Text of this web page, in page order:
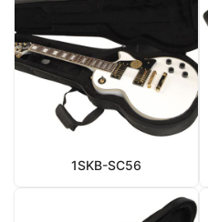
1SKB-SC56